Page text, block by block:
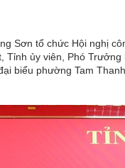
Sơn tổ chức Hội nghị
ủy viên, Phó
biểu phường Tam Thanh.